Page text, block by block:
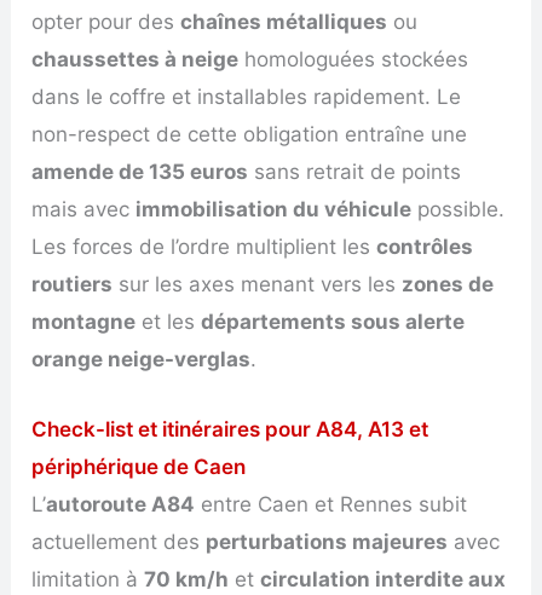
opter pour deschaînes métalliques ou
chaussettes à neige homologuées stockées
dans le coffre et installables rapidement. Le
non-respect de cette obligation entraîne une
amende de 135 euros sans retrait de points
mais avec immobilisation du véhicule possible.
Les forces de l’ordre multiplient lescontrôles
routiers sur les axes menant vers les zones de
montagne et lesdépartements sous alerte
orange neige-verglas.
Check-list et itinéraires pour A84, A13 et
périphérique de Caen
L’autoroute A84 entre Caen et Rennes subit
actuellement des perturbations majeures avec
limitation à70 km/h etcirculation interdite aux